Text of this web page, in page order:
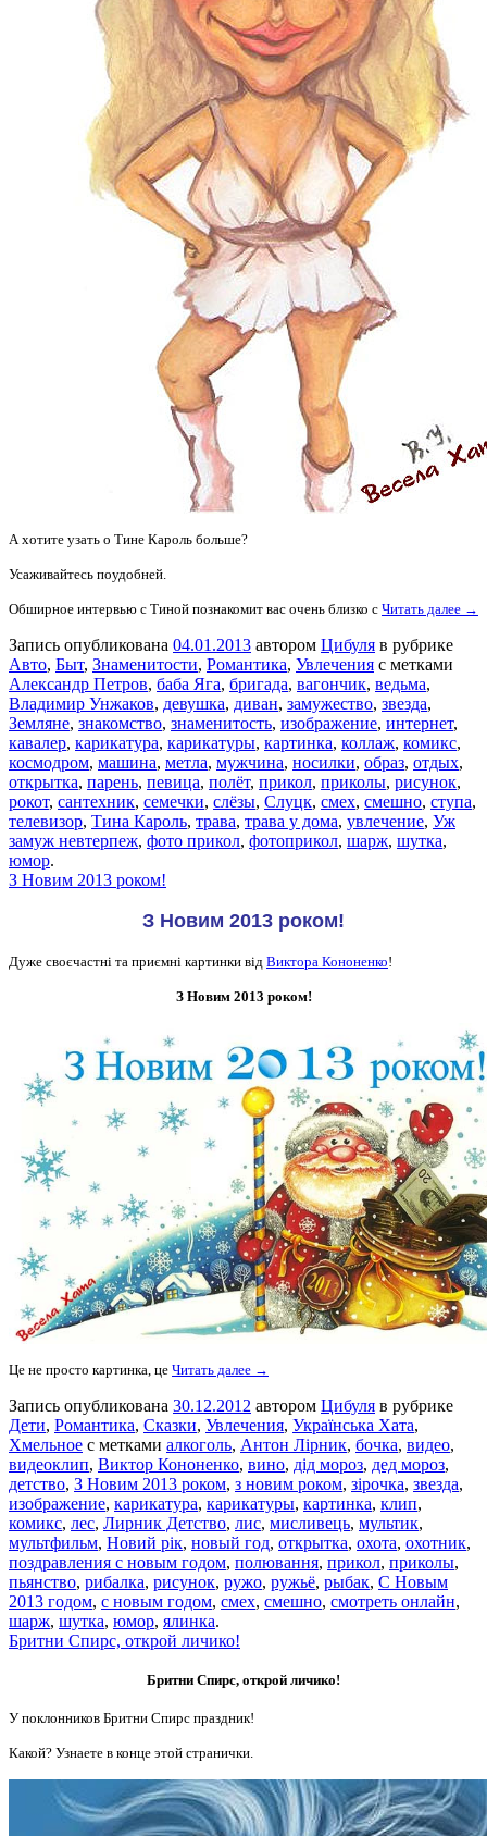
А хотите узать о Тине Кароль больше?
Усаживайтесь поудобней.
Обширное интервью с Тиной познакомит вас очень близко с Читать далее →
Запись опубликована 04.01.2013 автором Цибуля в рубрике
Авто, Быт, Знаменитости, Романтика, Увлечения с метками
Александр Петров, баба Яга, бригада, вагончик, ведьма,
Владимир Унжаков, девушка, диван, замужество, звезда,
Земляне, знакомство, знаменитость, изображение, интернет,
кавалер, карикатура, карикатуры, картинка, коллаж, комикс,
космодром, машина, метла, мужчина, носилки, образ, отдых,
открытка, парень, певица, полёт, прикол, приколы, рисунок,
рокот, сантехник, семечки, слёзы, Слуцк, смех, смешно, ступа,
телевизор, Тина Кароль, трава, трава у дома, увлечение, Уж
замуж невтерпеж, фото прикол, фотоприкол, шарж, шутка,
юмор.
З Новим 2013 роком!
З Новим 2013 роком!
Дуже своєчастні та приємні картинки від Виктора Кононенко!
З Новим 2013 роком!
Це не просто картинка, це Читать далее →
Запись опубликована 30.12.2012 автором Цибуля в рубрике
Дети, Романтика, Сказки, Увлечения, Українська Хата,
Хмельное с метками алкоголь, Антон Лірник, бочка, видео,
видеоклип, Виктор Кононенко, вино, дід мороз, дед мороз,
детство, З Новим 2013 роком, з новим роком, зірочка, звезда,
изображение, карикатура, карикатуры, картинка, клип,
комикс, лес, Лирник Детство, лис, мисливець, мультик,
мультфильм, Новий рік, новый год, открытка, охота, охотник,
поздравления с новым годом, полювання, прикол, приколы,
пьянство, рибалка, рисунок, ружо, ружьё, рыбак, С Новым
2013 годом, с новым годом, смех, смешно, смотреть онлайн,
шарж, шутка, юмор, ялинка.
Бритни Спирс, открой личико!
Бритни Спирс, открой личико!
У поклонников Бритни Спирс праздник!
Какой? Узнаете в конце этой странички.